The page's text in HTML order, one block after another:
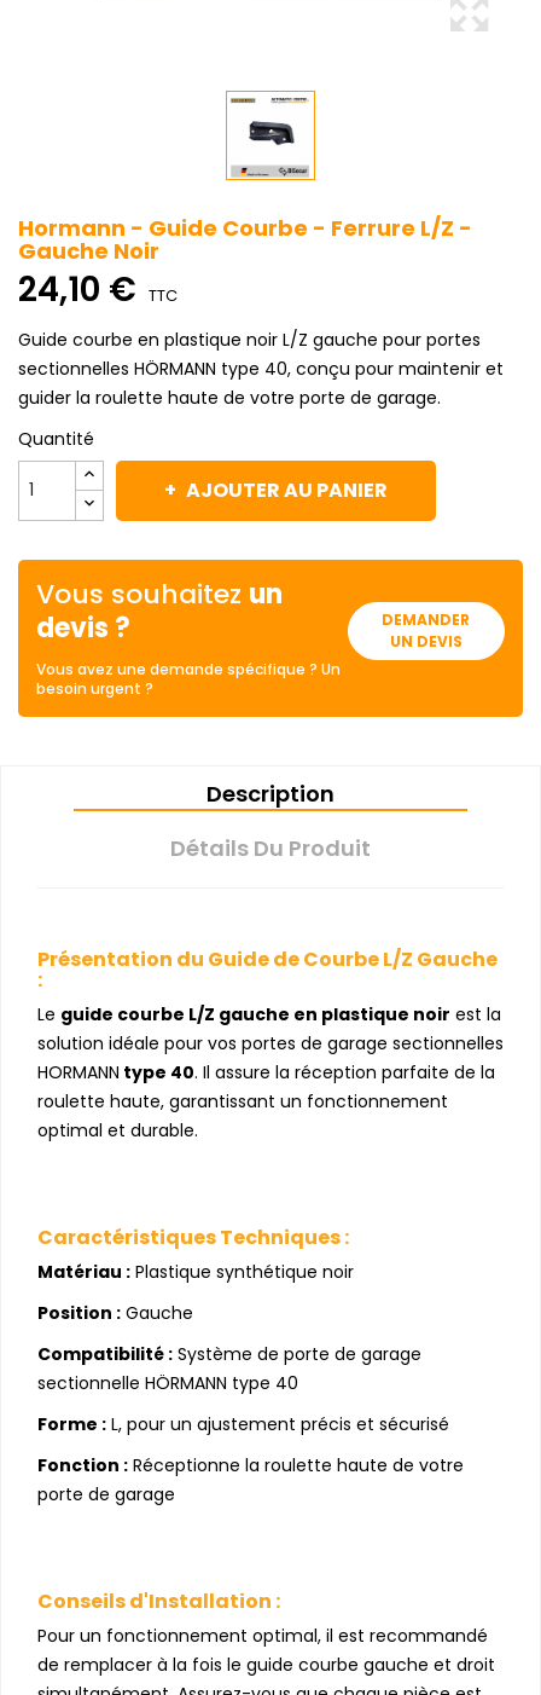
Hormann - Guide Courbe - Ferrure L/Z -
Gauche Noir
24,10 € TTC
Guide courbe en plastique noir L/Z gauche pour portes
sectionnelles HÖRMANN type 40, conçu pour maintenir et
guider la roulette haute de votre porte de garage.
Quantité
AJOUTER AU PANIER
Vous souhaitez un
devis ?
Vous avez une demande spécifique ? Un
besoin urgent ?
DEMANDER
UN DEVIS
Description
Détails Du Produit
Présentation du Guide de Courbe L/Z Gauche
:
Le guide courbe L/Z gauche en plastique noir est la
solution idéale pour vos portes de garage sectionnelles
HORMANN type 40. Il assure la réception parfaite de la
roulette haute, garantissant un fonctionnement
optimal et durable.
Caractéristiques Techniques :
Matériau : Plastique synthétique noir
Position : Gauche
Compatibilité : Système de porte de garage
sectionnelle HÖRMANN type 40
Forme : L, pour un ajustement précis et sécurisé
Fonction : Réceptionne la roulette haute de votre
porte de garage
Conseils d'Installation :
Pour un fonctionnement optimal, il est recommandé
de remplacer à la fois le guide courbe gauche et droit